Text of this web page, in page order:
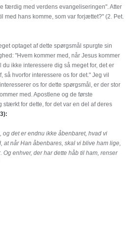
færdig med verdens evangeliseringen". Atter
med hans komme, som var forjættet?" (2. Pet.
optaget af dette spørgsmål spurgte sin
"Hvem kommer med, når Jesus kommer
ikke interessere dig så meget for, det er
så hvorfor interessere os for det." Jeg vil
os for dette spørgsmål, er der stor
med. Apostlene og de første
stærkt for dette, for det var en del af deres
og det er endnu ikke åbenbaret, hvad vi
at når Han åbenbares, skal vi blive ham lige,
Og enhver, der har dette håb til ham, renser